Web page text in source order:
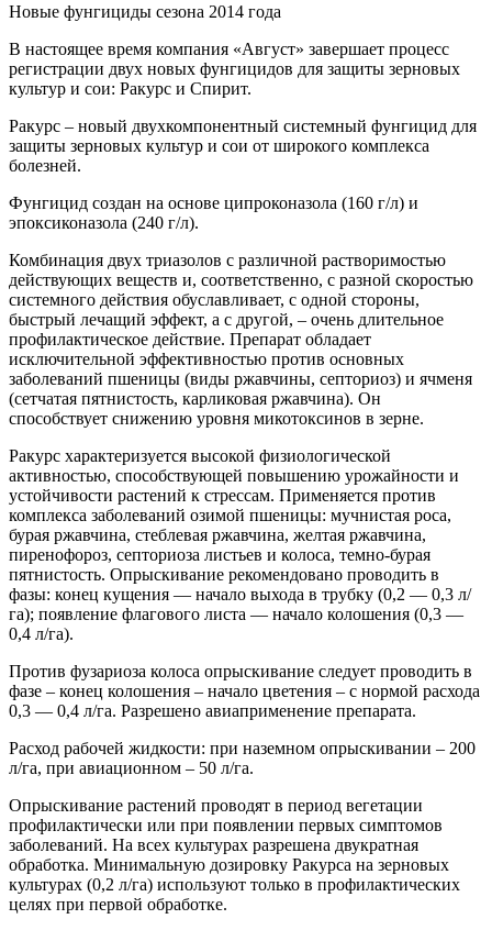
Новые фунгициды сезона 2014 года
В настоящее время компания «Август» завершает процесс
регистрации двух новых фунгицидов для защиты зерновых
культур и сои: Ракурс и Спирит.
Ракурс – новый двухкомпонентный системный фунгицид для
защиты зерновых культур и сои от широкого комплекса
болезней.
Фунгицид создан на основе ципроконазола (160 г/л) и
эпоксиконазола (240 г/л).
Комбинация двух триазолов с различной растворимостью
действующих веществ и, соответственно, с разной скоростью
системного действия обуславливает, с одной стороны,
быстрый лечащий эффект, а с другой, – очень длительное
профилактическое действие. Препарат обладает
исключительной эффективностью против основных
заболеваний пшеницы (виды ржавчины, септориоз) и ячменя
(сетчатая пятнистость, карликовая ржавчина). Он
способствует снижению уровня микотоксинов в зерне.
Ракурс характеризуется высокой физиологической
активностью, способствующей повышению урожайности и
устойчивости растений к стрессам. Применяется против
комплекса заболеваний озимой пшеницы: мучнистая роса,
бурая ржавчина, стеблевая ржавчина, желтая ржавчина,
пиренофороз, септориоза листьев и колоса, темно-бурая
пятнистость. Опрыскивание рекомендовано проводить в
фазы: конец кущения — начало выхода в трубку (0,2 — 0,3 л/
га); появление флагового листа — начало колошения (0,3 —
0,4 л/га).
Против фузариоза колоса опрыскивание следует проводить в
фазе – конец колошения – начало цветения – с нормой расхода
0,3 — 0,4 л/га. Разрешено авиаприменение препарата.
Расход рабочей жидкости: при наземном опрыскивании – 200
л/га, при авиационном – 50 л/га.
Опрыскивание растений проводят в период вегетации
профилактически или при появлении первых симптомов
заболеваний. На всех культурах разрешена двукратная
обработка. Минимальную дозировку Ракурса на зерновых
культурах (0,2 л/га) используют только в профилактических
целях при первой обработке.